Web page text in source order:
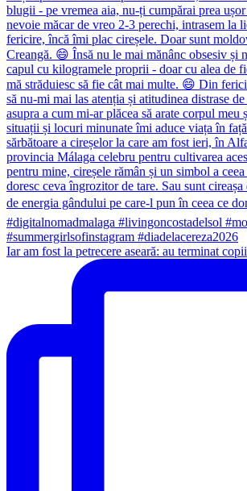
Iar am fost la petrecere aseară: au terminat copii